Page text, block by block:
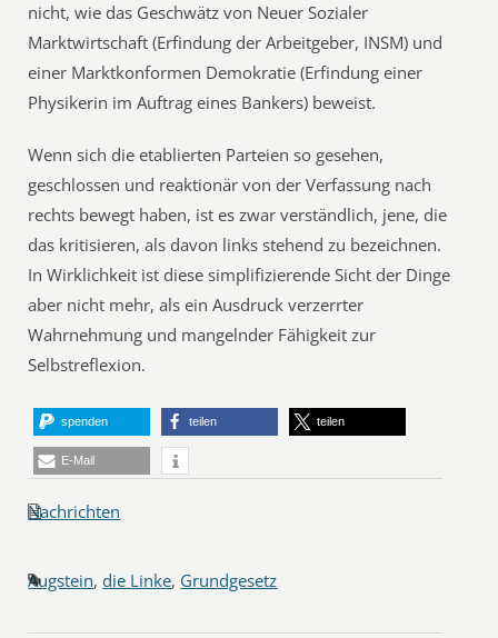
nicht, wie das Geschwätz von Neuer Sozialer
Marktwirtschaft (Erfindung der Arbeitgeber, INSM) und
einer Marktkonformen Demokratie (Erfindung einer
Physikerin im Auftrag eines Bankers) beweist.
Wenn sich die etablierten Parteien so gesehen,
geschlossen und reaktionär von der Verfassung nach
rechts bewegt haben, ist es zwar verständlich, jene, die
das kritisieren, als davon links stehend zu bezeichnen.
In Wirklichkeit ist diese simplifizierende Sicht der Dinge
aber nicht mehr, als ein Ausdruck verzerrter
Wahrnehmung und mangelnder Fähigkeit zur
Selbstreflexion.
spenden teilen teilen
E-Mail
Nachrichten
Augstein,die Linke, Grundgesetz